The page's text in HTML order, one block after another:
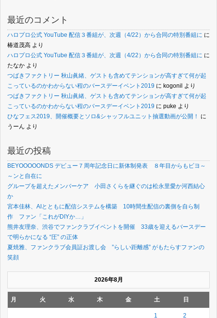
最近のコメント
ハロプロ公式 YouTube 配信３番組が、次週（4/22）から合同の特別番組に に
椿道茂高 より
ハロプロ公式 YouTube 配信３番組が、次週（4/22）から合同の特別番組に に
たなか より
つばきファクトリー 秋山眞緒、ゲストも含めてテンションが高すぎて何が起
こっているのかわからない程のバースデーイベント2019 に kogonil より
つばきファクトリー 秋山眞緒、ゲストも含めてテンションが高すぎて何が起
こっているのかわからない程のバースデーイベント2019 に puke より
ひなフェス2019、開催概要とソロ&シャッフルユニット抽選動画が公開！
に
うーん より
最近の投稿
BEYOOOOONDS デビュー７周年記念日に新体制発表 ８年目からもビヨ～
～ンと自在に
グループを超えたメンバーケア 小田さくらを継ぐのは松永里愛か河西結心
か
宮本佳林、AIとともに配信システムを構築 10時間生配信の裏側を自ら制
作 ファン「これがDIYか…」
熊井友理奈、渋谷でファンクラブイベントを開催 33歳を迎えるバースデー
で明らかになる “圧” の正体
夏焼雅、ファンクラブ会員証お渡し会 ”らしい距離感” がもたらすファンの
笑顔
2026年8月
月 火 水 木 金 土 日
1 2